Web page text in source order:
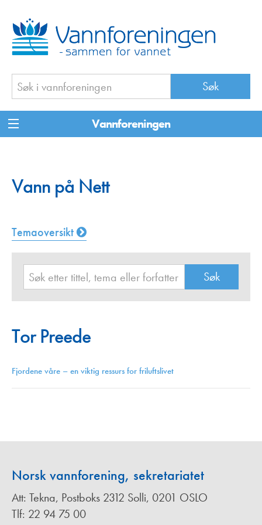
Vannforeningen
Vann på Nett
Temaoversikt
Tor Preede
Fjordene våre – en viktig ressurs for friluftslivet
Norsk vannforening, sekretariatet
Att: Tekna, Postboks 2312 Solli, 0201 OSLO
Tlf: 22 94 75 00